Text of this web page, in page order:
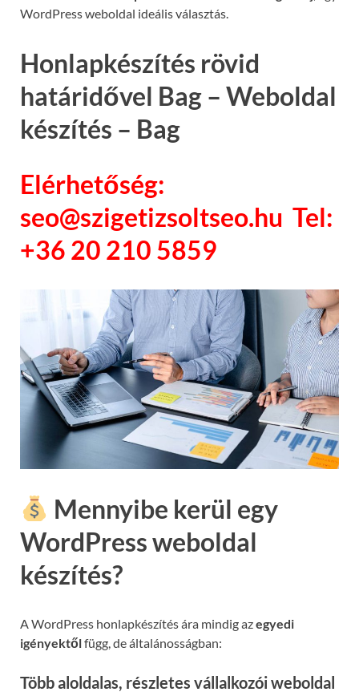
WordPress weboldal ideális választás.
Honlapkészítés rövid
határidővel Bag – Weboldal
készítés – Bag
Elérhetőség:
seo@szigetizsoltseo.hu Tel:
+36 20 210 5859
Mennyibe kerül egy
WordPress weboldal
készítés?
A WordPress honlapkészítés ára mindig azegyedi
igényektőlfügg, de általánosságban:
Több aloldalas, részletes vállalkozói weboldal